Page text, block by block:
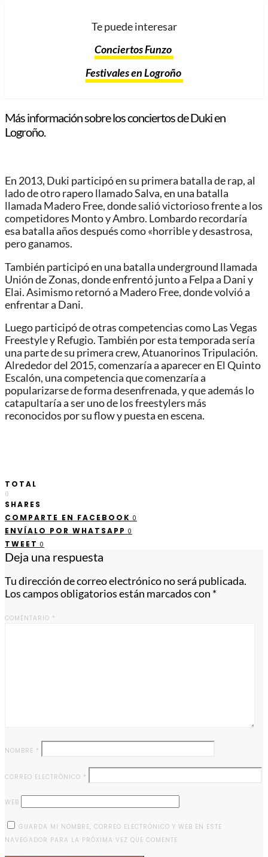
Te puede interesar
Conciertos Funzo
Festivales en Logroño
Más información sobre los conciertos de Duki en
Logroño.
En 2013, Duki participó en su primera batalla de rap, al
lado de otro rapero llamado Salva, en una batalla
llamada Madero Free, donde salió victorioso frente a los
competidores Monto y Ambro. Lombardo recordaría
esa batalla años después como «horrible y desastrosa,
pero ganamos.
También participó en una batalla underground llamada
Unión de Zonas, donde enfrentó junto a Felpa a Dani y
Elai. Asimismo retornó a Madero Free, donde volvió a
enfrentar a Dani.
Luego participó de otras competencias como Las Vegas
Freestyle y Refugio. También por esta temporada sería
una parte de su primera crew, Atuanorinos Tripulación.
Alrededor del 2015, comenzaría a aparecer en El Quinto
Escalón, una competencia que comenzaría a
popularizarse de forma desenfrenada, y que además lo
catapultaría a ser uno de los freestylers más
reconocidos por su flow y puesta en escena.
TOTAL
0
SHARES
COMPARTE EN FACEBOOK 0
ENVÍALO POR WHATSAPP 0
TWEET 0
Deja una respuesta
Tu dirección de correo electrónico no será publicada.
Los campos obligatorios están marcados con *
COMENTARIO *
NOMBRE *
CORREO ELECTRÓNICO *
WEB
GUARDA MI NOMBRE, CORREO ELECTRÓNICO Y WEB EN ESTE
NAVEGADOR PARA LA PRÓXIMA VEZ QUE COMENTE.